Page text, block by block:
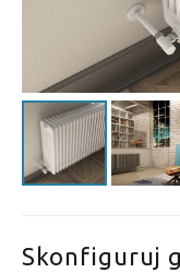
Skonfiguruj